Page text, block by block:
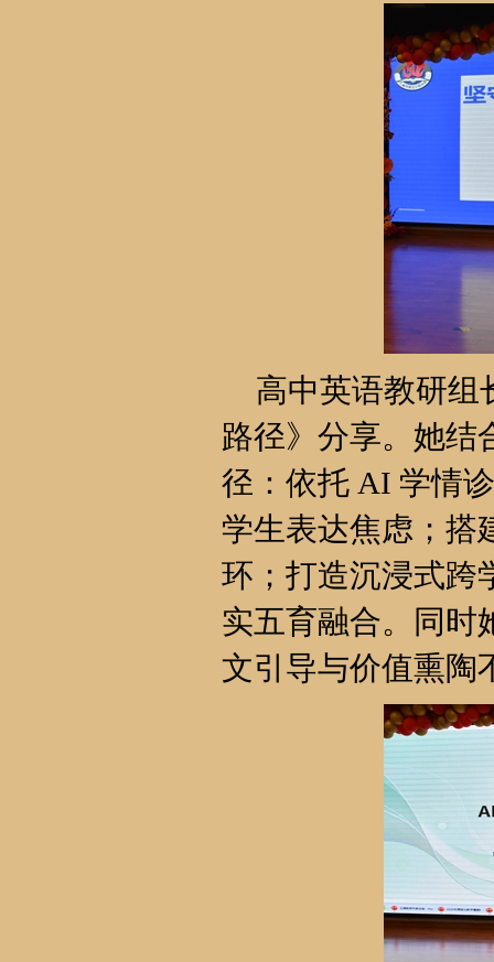
高中英语教研组
路径》分享。她结
径：依托 AI 学情
学生表达焦虑；
环；打造沉浸式跨
实五育融合。同时
文引导与价值熏陶